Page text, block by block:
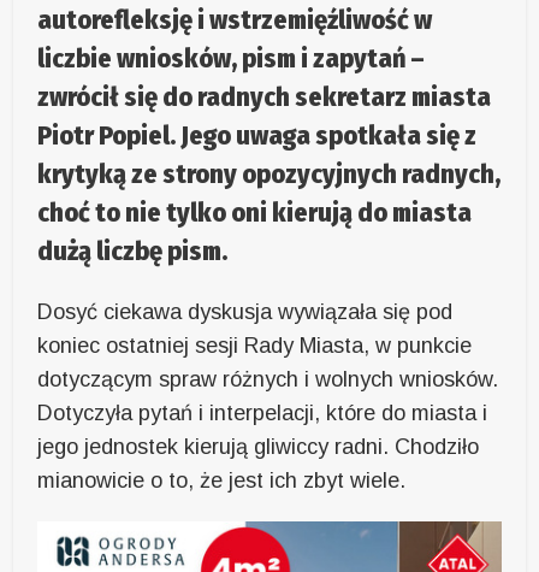
autorefleksję i wstrzemięźliwość w
liczbie wniosków, pism i zapytań –
zwrócił się do radnych sekretarz miasta
Piotr Popiel. Jego uwaga spotkała się z
krytyką ze strony opozycyjnych radnych,
choć to nie tylko oni kierują do miasta
dużą liczbę pism.
Dosyć ciekawa dyskusja wywiązała się pod
koniec ostatniej sesji Rady Miasta, w punkcie
dotyczącym spraw różnych i wolnych wniosków.
Dotyczyła pytań i interpelacji, które do miasta i
jego jednostek kierują gliwiccy radni. Chodziło
mianowicie o to, że jest ich zbyt wiele.